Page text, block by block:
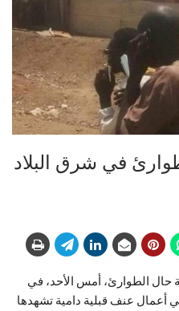
في شرق البلاد
حال الطوارئ، أمس الأحد، في
أعمال عنف قبلية دامية تشهدها